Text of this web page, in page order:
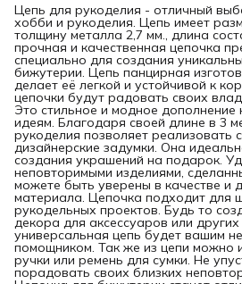
Цепь для рукоделия - отличный
хобби и рукоделия. Цепь имеет
толщину металла 2,7 мм., длина
прочная и качественная цепочка
специально для создания
бижутерии. Цепь панцирная
делает её легкой и устойчивой к
цепочки будут радовать своих
Это стильное и модное дополнение
идеям. Благодаря своей длине в 3
рукоделия позволяет реализовать
дизайнерские задумки. Она
создания украшений на подарок.
неповторимыми изделиями,
можете быть уверены в качестве и
материала. Цепочка подходит для
рукодельных проектов. Будь то
декора для аксессуаров или
универсальная цепь будет вашим
помощником. Так же из цепи можно
ручки или ремень для сумки. Не
порадовать своих близких